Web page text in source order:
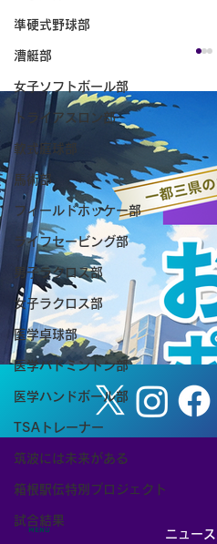
準硬式野球部
漕艇部
女子ソフトボール部
トライアスロン部
軟式庭球部
馬術部
フィールドホッケー部
ライフセービング部
男子ラクロス部
女子ラクロス部
医学卓球部
医学バドミントン部
医学ハンドボール部
TSAトレーナー
筑波には未来がある
箱根駅伝特別プロジェクト
試合結果
なでしこクラス5月定
ニュース
MENU